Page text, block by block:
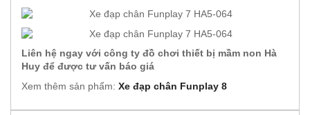
Liên hệ ngay với công ty đồ chơi thiết bị mầm non Hà
Huy để được tư vấn báo giá
Xem thêm sản phẩm: Xe đạp chân Funplay 8